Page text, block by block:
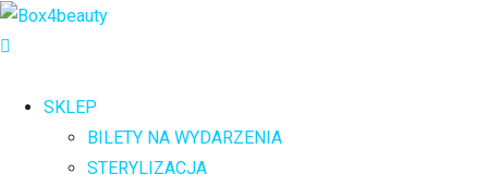
SKLEP
BILETY NA WYDARZENIA
STERYLIZACJA